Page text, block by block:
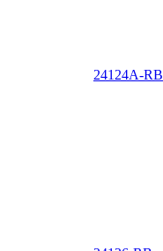
24124A-RB